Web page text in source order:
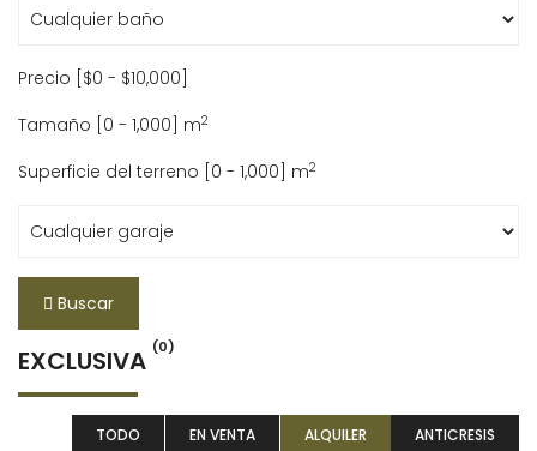
Precio [ $0 - $10,000
Tamaño [ 0 - 1,000 ] m2
Superficie del terreno [ 0 - 1,000 ] m2
Buscar
EXCLUSIVA (0)
TODO EN VENTA ALQUILER ANTICRESIS